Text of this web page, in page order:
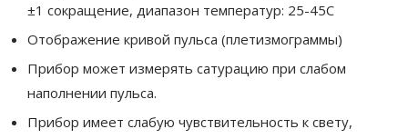
±1 сокращение, диапазон температур: 25-45С
Отображение кривой пульса (плетизмограммы)
Прибор может измерять сатурацию при слабом
наполнении пульса.
Прибор имеет слабую чувствительность к свету,